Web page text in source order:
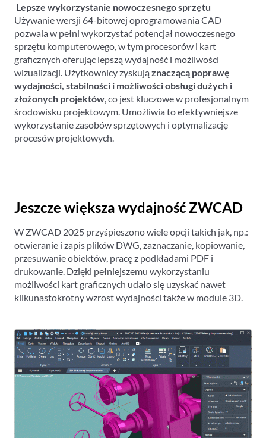
Lepsze wykorzystanie nowoczesnego sprzętu
Używanie wersji 64-bitowej oprogramowania CAD
pozwala w pełni wykorzystać potencjał nowoczesnego
sprzętu komputerowego, w tym procesorów i kart
graficznych oferując lepszą wydajność i możliwości
wizualizacji. Użytkownicy zyskująznaczącą poprawę
wydajności, stabilności i możliwości obsługi dużych i
złożonych projektów, co jest kluczowe w profesjonalnym
środowisku projektowym. Umożliwia to efektywniejsze
wykorzystanie zasobów sprzętowych i optymalizację
procesów projektowych.
Jeszcze większa wydajność ZWCAD
W ZWCAD 2025 przyśpieszono wiele opcji takich jak, np.:
otwieranie i zapis plików DWG, zaznaczanie, kopiowanie,
przesuwanie obiektów, pracę z podkładami PDF i
drukowanie. Dzięki pełniejszemu wykorzystaniu
możliwości kart graficznych udało się uzyskać nawet
kilkunastokrotny wzrost wydajności także w module 3D.